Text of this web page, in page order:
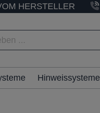
HERSTELLER
Hinweissysteme